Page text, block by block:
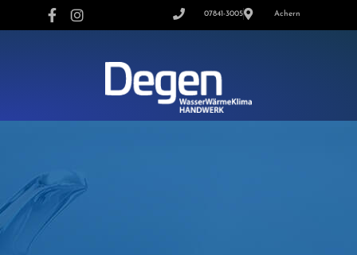
07841-3005 Achern